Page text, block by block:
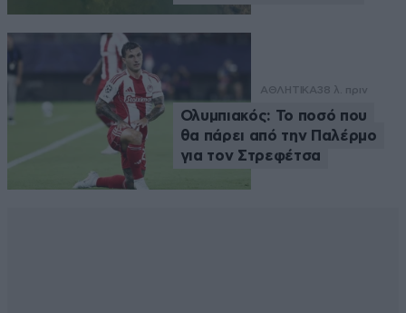
ΑΘΛΗΤΙΚΑ38 λ. πριν
Ολυμπιακός: Το ποσό που
θα πάρει από την Παλέρμο
για τον Στρεφέτσα